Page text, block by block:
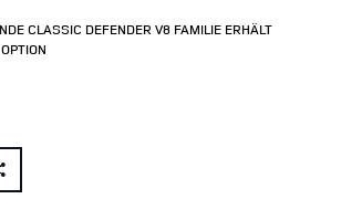
CLASSIC DEFENDER V8 FAMILIE ERHÄLT
FACEBOOK